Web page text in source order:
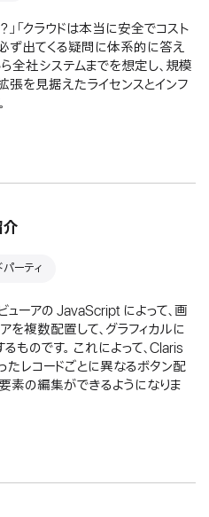
」「クラウドは本当に安全でコスト
ず出てくる疑問に体系的に答え
全社システムまでを想定し、規模
を見据えたライセンスとインフ
ーティ
ューアの JavaScript によって、画
複数配置して、グラフィカルに
ものです。 これによって、Claris
レコードごとに異なるボタン配
素の編集ができるようになりま